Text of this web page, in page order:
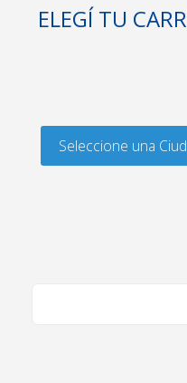
ELEGÍ TU